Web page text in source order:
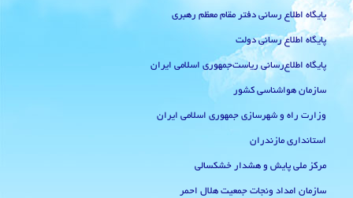
پایگاه اطلاع رسانی دفتر مقام معظم رهبری
پایگاه اطلاع رسانی دولت
پایگاه اطلاع‌رسانی ریاست‌جمهوری اسلامی ایران
سازمان هواشناسی کشور
وزارت راه و شهرسازی جمهوری اسلامی ایران
استانداری مازندران
مرکز ملی پایش و هشدار خشکسالی
سازمان امداد ونجات جمعیت هلال احمر